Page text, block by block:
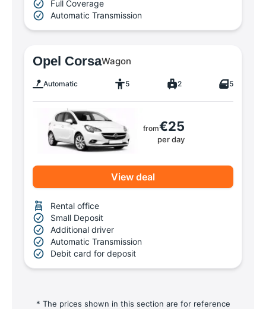
Full Coverage
Automatic Transmission
Opel CorsaWagon
Automatic 5 2 5
from€25
per day
View deal
Rental office
Small Deposit
Additional driver
Automatic Transmission
Debit card for deposit
* The prices shown in this section are for reference